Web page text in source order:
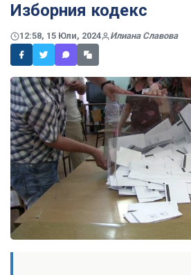
Изборния кодекс
12:58, 15 Юли, 2024 Илиана Славова